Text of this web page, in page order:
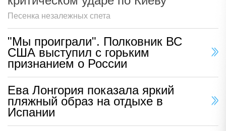
Песенка незалежных спета
"Мы проиграли". Полковник ВС
США выступил с горьким
признанием о России
Ева Лонгория показала яркий
пляжный образ на отдыхе в
Испании